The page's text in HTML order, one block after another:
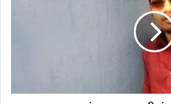
“அம்மா ஆச்சி கெடச்சுட்டாங்கம்மா…”
வேக வேகமாக வந்து அந்தப்